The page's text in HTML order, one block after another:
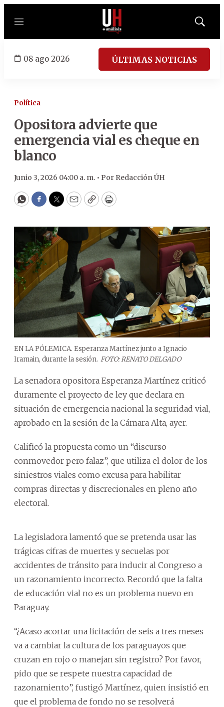
Menú
Mostrar
08 ago 2026 ÚLTIMAS NOTICIAS
Política
Opositora advierte que
emergencia vial es cheque en
blanco
Junio 3, 2026 04:00 a. m. • Por Redacción ÚH
WhatsApp
Facebook
Twitter
EmailCopyPrint
EN LA PÓLEMICA. Esperanza Martínez junto a Ignacio
Iramain, durante la sesión. FOTO: RENATO DELGADO
La senadora opositora Esperanza Martínez criticó
duramente el proyecto de ley que declara en
situación de emergencia nacional la seguridad vial,
aprobado en la sesión de la Cámara Alta, ayer.
Calificó la propuesta como un “discurso
conmovedor pero falaz”, que utiliza el dolor de los
siniestros viales como excusa para habilitar
compras directas y discrecionales en pleno año
electoral.
La legisladora lamentó que se pretenda usar las
trágicas cifras de muertes y secuelas por
accidentes de tránsito para inducir al Congreso a
un razonamiento incorrecto. Recordó que la falta
de educación vial no es un problema nuevo en
Paraguay.
“¿Acaso acortar una licitación de seis a tres meses
va a cambiar la cultura de los paraguayos que
cruzan en rojo o manejan sin registro? Por favor,
pido que se respete nuestra capacidad de
razonamiento”, fustigó Martínez, quien insistió en
que el problema de fondo no se resolverá